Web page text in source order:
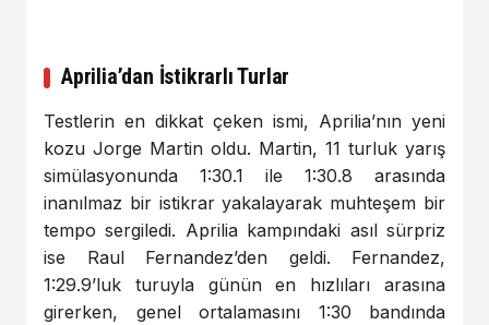
Aprilia’dan İstikrarlı Turlar
Testlerin en dikkat çeken ismi, Aprilia’nın yeni
kozu Jorge Martin oldu. Martin, 11 turluk yarış
simülasyonunda 1:30.1 ile 1:30.8 arasında
inanılmaz bir istikrar yakalayarak muhteşem bir
tempo sergiledi. Aprilia kampındaki asıl sürpriz
ise Raul Fernandez’den geldi. Fernandez,
1:29.9’luk turuyla günün en hızlıları arasına
girerken, genel ortalamasını 1:30 bandında